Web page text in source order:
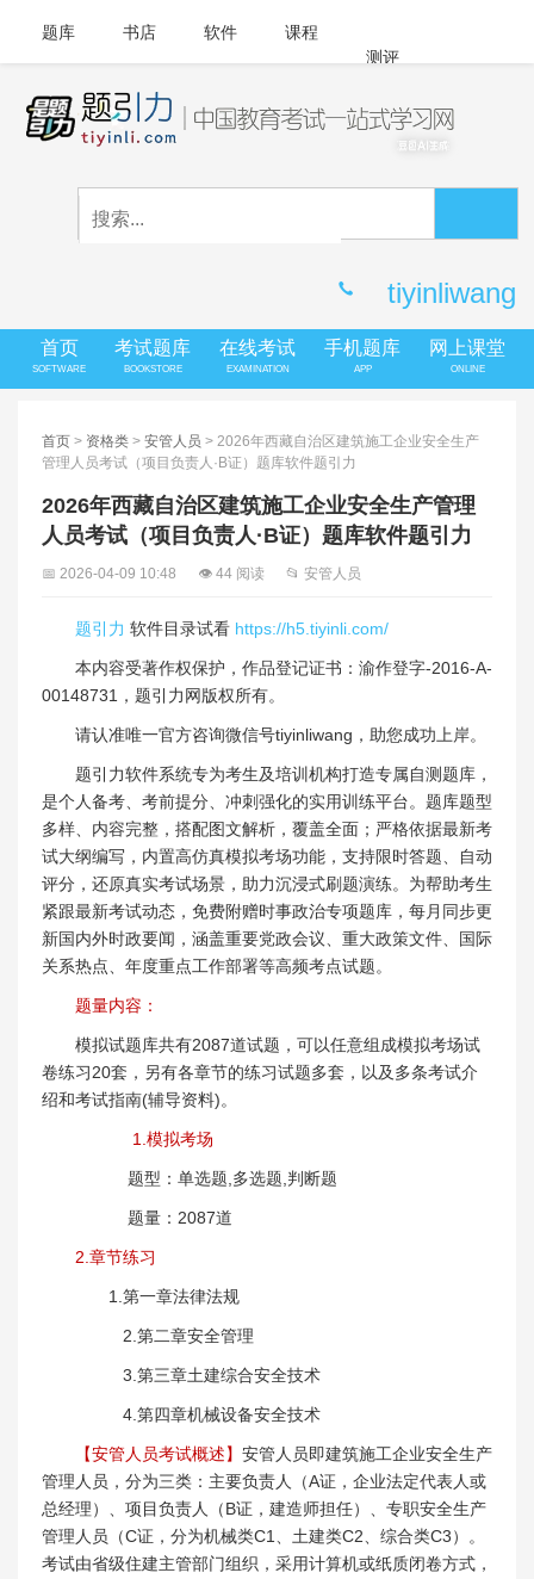
题库 书店 软件
课程
测评
APP下载
tiyinliwang
首页
SOFTWARE
考试题库
BOOKSTORE
在线考试
EXAMINATION
手机题库
APP
网上课堂
ONLINE
首页 > 资格类 > 安管人员 > 2026年西藏自治区建筑施工企业安全生产
管理人员考试（项目负责人·B证）题库软件题引力
2026年西藏自治区建筑施工企业安全生产管理
人员考试（项目负责人·B证）题库软件题引力
📅 2026-04-09 10:48 👁 44 阅读 📂 安管人员
题引力 软件目录试看 https://h5.tiyinli.com/
本内容受著作权保护，作品登记证书：渝作登字-2016-A-
00148731，题引力网版权所有。
请认准唯一官方咨询微信号tiyinliwang，助您成功上岸。
题引力软件系统专为考生及培训机构打造专属自测题库，
是个人备考、考前提分、冲刺强化的实用训练平台。题库题型
多样、内容完整，搭配图文解析，覆盖全面；严格依据最新考
试大纲编写，内置高仿真模拟考场功能，支持限时答题、自动
评分，还原真实考试场景，助力沉浸式刷题演练。为帮助考生
紧跟最新考试动态，免费附赠时事政治专项题库，每月同步更
新国内外时政要闻，涵盖重要党政会议、重大政策文件、国际
关系热点、年度重点工作部署等高频考点试题。
题量内容：
模拟试题库共有2087道试题，可以任意组成模拟考场试
卷练习20套，另有各章节的练习试题多套，以及多条考试介
绍和考试指南(辅导资料)。
1.模拟考场
题型：单选题,多选题,判断题
题量：2087道
2.章节练习
1.第一章法律法规
2.第二章安全管理
3.第三章土建综合安全技术
4.第四章机械设备安全技术
【安管人员考试概述】 安管人员即建筑施工企业安全生产
管理人员，分为三类：主要负责人（A证，企业法定代表人或
总经理）、项目负责人（B证，建造师担任）、专职安全生产
管理人员（C证，分为机械类C1、土建类C2、综合类C3）。
考试由省级住建主管部门组织，采用计算机或纸质闭卷方式，